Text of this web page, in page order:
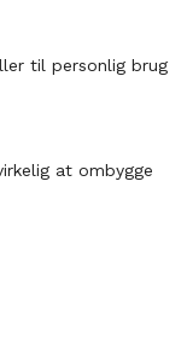
til personlig brug
at ombygge